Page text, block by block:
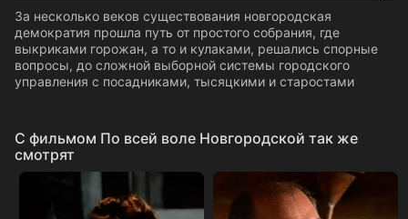
За несколько веков существования новгородская
демократия прошла путь от простого собрания, где
выкриками горожан, а то и кулаками, решались спорные
вопросы, до сложной выборной системы городского
управления с посадниками, тысяцкими и старостами
C фильмом По всей воле Новгородской так же
смотрят